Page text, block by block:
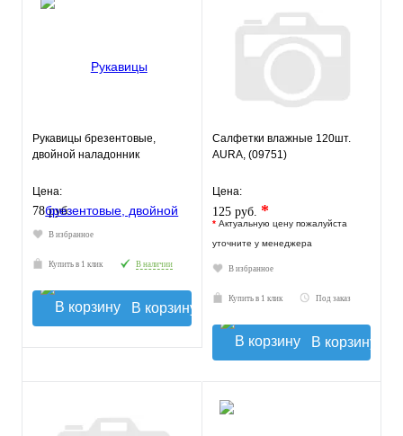
Рукавицы брезентовые,
двойной наладонник
Цена:
78 руб.
В избранное
Купить в 1 клик В наличии
В корзину
Салфетки влажные 120шт.
AURA, (09751)
Цена:
125 руб. *
* Актуальную цену пожалуйста
уточните у менеджера
В избранное
Купить в 1 клик Под заказ
В корзину